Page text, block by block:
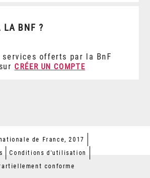
LA BNF ?
services offerts par la BnF
CRÉER UN COMPTE
de France, 2017
Conditions d'utilisation
conforme